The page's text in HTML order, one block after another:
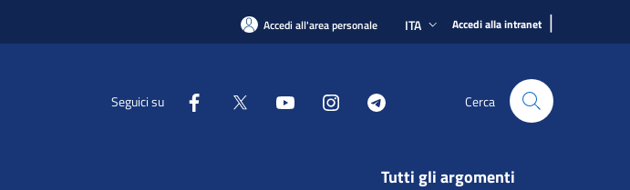
Accedi all'area personale ITA Accedi alla intranet |
Seguici su Cerca
Tutti gli argomenti